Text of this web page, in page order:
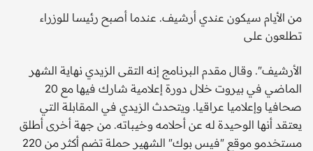
من الأيام سيكون عندي أرشيف. عندما أصبح رئيسا للوزراء
تطلعون على
الأرشيف". وقال مقدم البرنامج إنه التقى الزيدي نهاية الشهر
الماضي في بيروت خلال دورة إعلامية شارك فيها مع 20
صحافيا وإعلاميا عراقيا. ويتحدث الزيدي في المقابلة التي
يعتقد أنها الوحيدة له عن أحلامه وخيباته. من جهة أخرى أطلق
مستخدمو موقع "فيس بوك" الشهير حملة تضم أكثر من 220